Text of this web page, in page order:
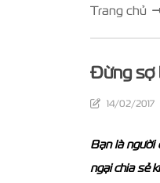
Trang chủ
Đừng sợ
14/02/2017
Bạn là người
ngại chia sẻ